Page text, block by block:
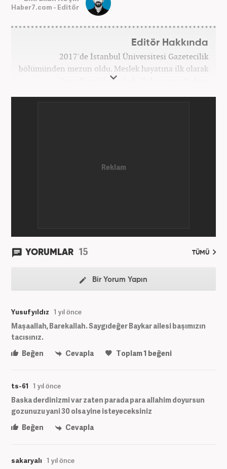
Haber7.com - Editör
Editör Hakkında
2017'de İstanbul Üniversitesi Gazetecilik
bölümünden mezun oldu. Meslek hayatına ilk olarak
Genç Dergi'de başladı. Daha sonra Sadece
YORUMLAR 15 TÜMÜ
Bir Yorum Yapın
Yusuf yıldız 1 yıl önce
Maşaallah, Barekallah. Saygıdeğer Baykar ailesi başımızın
tacısınız.
Beğen
Cevapla Toplam1 beğeni
ts-61 1 yıl önce
Baska derdinizmi var zaten parada para allahim doyursun
gozunuzu yani 30 olsa yine isteyeceksiniz
Beğen
Cevapla
sakaryalı 1 yıl önce